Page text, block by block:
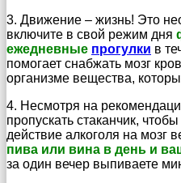
3. Движение – жизнь! Это
включите в свой режим дня
ежедневные прогулки в
помогает снабжать мозг
организме вещества,
4. Несмотря на
пропускать стаканчик,
действие алкоголя на мозг
пива или вина в день и
за один вечер выпиваете